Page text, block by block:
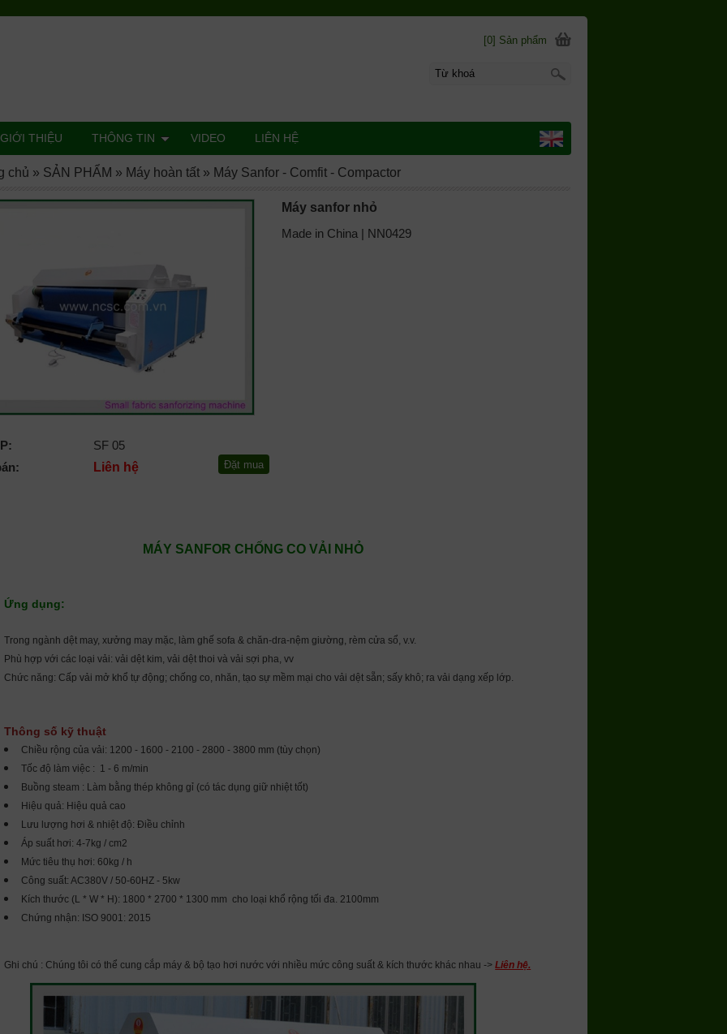
Máy sanfor nhỏ
Made in China | NN0429
SF 05
Liên hệ
MÁY SANFOR CHỐNG CO VẢI NHỎ
Ứng dụng:
Trong ngành dệt may, xưởng may mặc, làm ghế sofa & chăn-dra-nệm giường, rèm cửa sổ, v.v.
Phù hợp với các loại vải: vải dệt kim, vải dệt thoi và vải sợi pha, vv
Chức năng: Cấp vải mở khổ tự động; chống co, nhăn, tạo sự mềm mại cho vải dệt sẵn; sấy khô; ra vải dạng xếp lớp.
Thông số kỹ thuật
Chiều rộng của vải: 1200 - 1600 - 2100 - 2800 - 3800 mm (tùy chọn)
Tốc độ làm việc : 1 - 6 m/min
Buồng steam : Làm bằng thép không gỉ (có tác dụng giữ nhiệt tốt)
Hiệu quả: Hiệu quả cao
Lưu lượng hơi & nhiệt độ: Điều chỉnh
Áp suất hơi: 4-7kg / cm2
Mức tiêu thụ hơi: 60kg / h
Công suất: AC380V / 50-60HZ - 5kw
Kích thước (L * W * H): 1800 * 2700 * 1300 mm cho loại khổ rộng tối đa. 2100mm
Chứng nhận: ISO 9001: 2015
Ghi chú : Chúng tôi có thể cung cắp máy & bộ tạo hơi nước với nhiều mức công suất & kích thước khác nhau ->Liên hệ.
chủ » SẢN PHẨM » Máy hoàn tất » Máy Sanfor - Comfit - Compactor
[0] Sản phẩm
GIỚI THIỆU THÔNG TIN VIDEO LIÊN HỆ